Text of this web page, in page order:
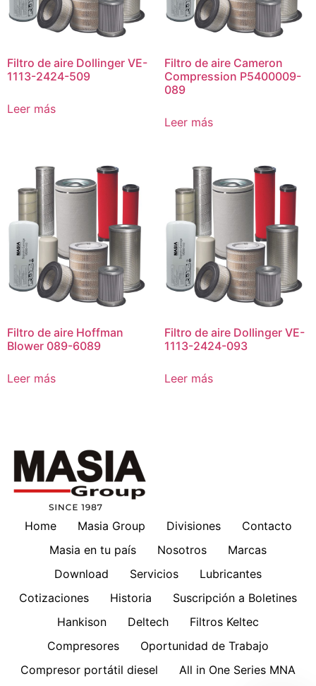
Filtro de aire Dollinger VE-
1113-2424-509
Leer más
Filtro de aire Cameron
Compression P5400009-
089
Leer más
Filtro de aire Hoffman
Blower 089-6089
Leer más
Filtro de aire Dollinger VE-
1113-2424-093
Leer más
Home Masia Group Divisiones
Contacto
Masia en tu país
Nosotros
Marcas
Download
Servicios
Lubricantes
Cotizaciones
Historia
Suscripción a Boletines
Hankison
Deltech
Filtros Keltec
Compresores
Oportunidad de Trabajo
Compresor portátil diesel
All in One Series MNA